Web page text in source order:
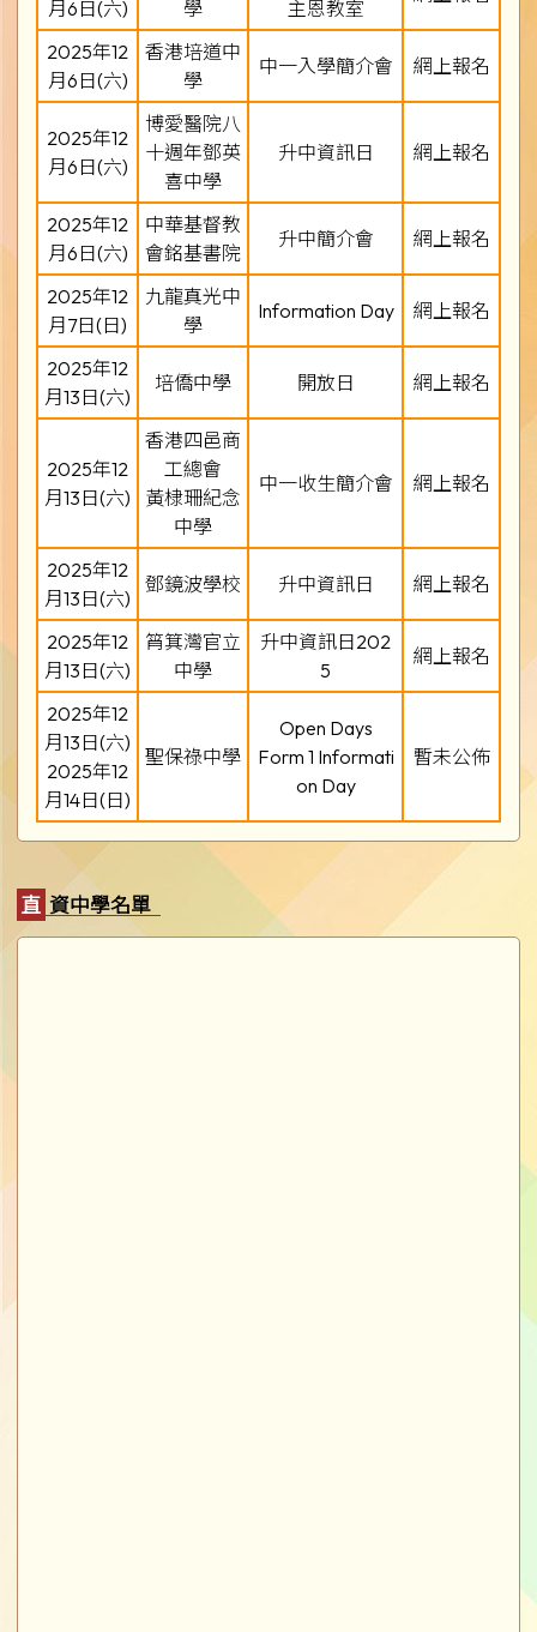
月6日(六) 學 主恩教室
2025年12
月6日(六)
香港培道中
學
中一入學簡介會 網上報名
2025年12
月6日(六)
博愛醫院八
十週年鄧英
喜中學
升中資訊日 網上報名
2025年12
月6日(六)
中華基督教
會銘基書院
升中簡介會 網上報名
2025年12
月7日(日)
九龍真光中
學
Information Day 網上報名
2025年12
月13日(六)
培僑中學 開放日 網上報名
2025年12
月13日(六)
香港四邑商
工總會
黃棣珊紀念
中學
中一收生簡介會 網上報名
2025年12
月13日(六)
鄧鏡波學校 升中資訊日 網上報名
2025年12
月13日(六)
筲箕灣官立
中學
升中資訊日202
5
網上報名
2025年12
月13日(六)
2025年12
月14日(日)
聖保祿中學
Open Days
Form 1 Informati
on Day
暫未公佈
直資中學名單